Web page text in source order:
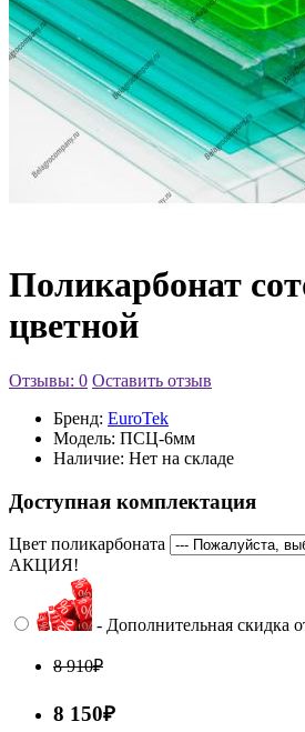
Поликарбонат
цветной
Отзывы: 0 Оставить отзыв
Бренд: EuroTek
Модель: ПСЦ-6мм
Наличие: Нет на складе
Доступная комплектация
Цвет поликарбоната
АКЦИЯ!
- Дополнительная скидка
8 910₽
8 150₽